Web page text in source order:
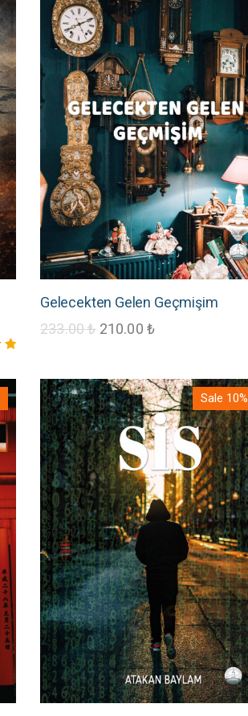
Gelecekten Gelen Geçmişim
233.00₺ 210.00 ₺
Sale 10%